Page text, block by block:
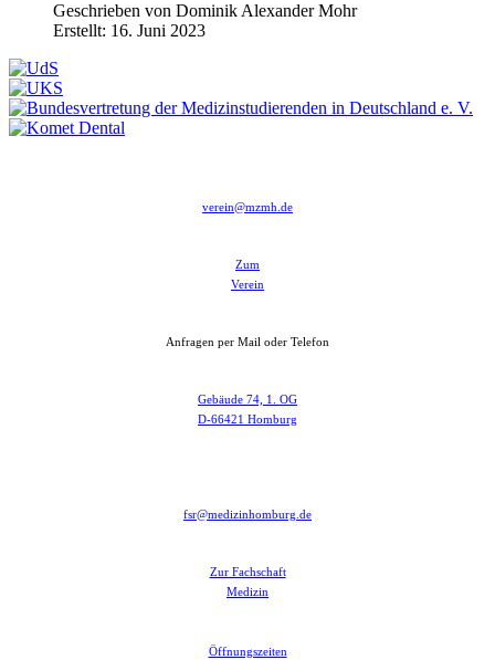
Geschrieben von Dominik Alexander Mohr
Erstellt: 16. Juni 2023
verein@mzmh.de
Zum
Verein
Anfragen per Mail oder Telefon
Gebäude 74, 1. OG
D-66421 Homburg
fsr@medizinhomburg.de
Zur Fachschaft
Medizin
Öffnungszeiten